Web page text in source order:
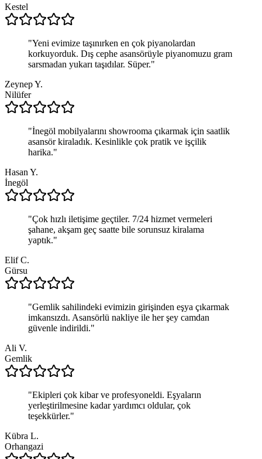
Kestel
"Yeni evimize taşınırken en çok piyanolardan
korkuyorduk. Dış cephe asansörüyle piyanomuzu gram
sarsmadan yukarı taşıdılar. Süper."
Zeynep Y.
Nilüfer
"İnegöl mobilyalarını showrooma çıkarmak için saatlik
asansör kiraladık. Kesinlikle çok pratik ve işçilik
harika."
Hasan Y.
İnegöl
"Çok hızlı iletişime geçtiler. 7/24 hizmet vermeleri
şahane, akşam geç saatte bile sorunsuz kiralama
yaptık."
Elif C.
Gürsu
"Gemlik sahilindeki evimizin girişinden eşya çıkarmak
imkansızdı. Asansörlü nakliye ile her şey camdan
güvenle indirildi."
Ali V.
Gemlik
"Ekipleri çok kibar ve profesyoneldi. Eşyaların
yerleştirilmesine kadar yardımcı oldular, çok
teşekkürler."
Kübra L.
Orhangazi